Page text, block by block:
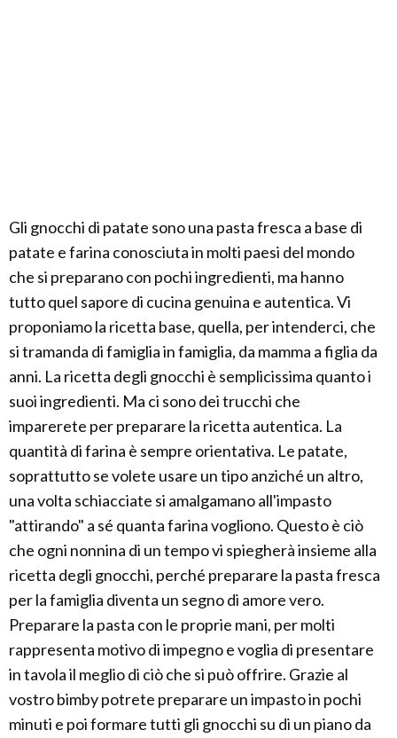
Gli gnocchi di patate sono una pasta fresca a base di
patate e farina conosciuta in molti paesi del mondo
che si preparano con pochi ingredienti, ma hanno
tutto quel sapore di cucina genuina e autentica. Vi
proponiamo la ricetta base, quella, per intenderci, che
si tramanda di famiglia in famiglia, da mamma a figlia da
anni. La ricetta degli gnocchi è semplicissima quanto i
suoi ingredienti. Ma ci sono dei trucchi che
imparerete per preparare la ricetta autentica. La
quantità di farina è sempre orientativa. Le patate,
soprattutto se volete usare un tipo anziché un altro,
una volta schiacciate si amalgamano all'impasto
"attirando" a sé quanta farina vogliono. Questo è ciò
che ogni nonnina di un tempo vi spiegherà insieme alla
ricetta degli gnocchi, perché preparare la pasta fresca
per la famiglia diventa un segno di amore vero.
Preparare la pasta con le proprie mani, per molti
rappresenta motivo di impegno e voglia di presentare
in tavola il meglio di ciò che si può offrire. Grazie al
vostro bimby potrete preparare un impasto in pochi
minuti e poi formare tutti gli gnocchi su di un piano da